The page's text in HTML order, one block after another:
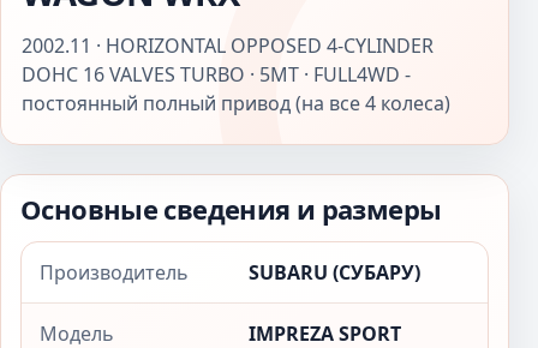
2002.11 · HORIZONTAL OPPOSED 4-CYLINDER
DOHC 16 VALVES TURBO · 5MT · FULL4WD -
постоянный полный привод (на все 4 колеса)
Основные сведения и размеры
Производитель SUBARU (СУБАРУ)
Модель
IMPREZA SPORT